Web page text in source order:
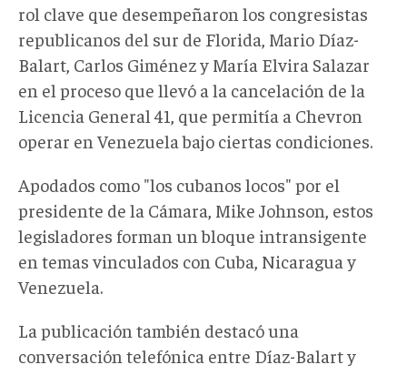
rol clave que desempeñaron los congresistas
republicanos del sur de Florida Mario Díaz-
Balart, Carlos Giménez y María Elvira Salazar
en el proceso que llevó a la cancelación de la
Licencia General 41, que permitía a Chevron
operar en Venezuela bajo ciertas condiciones.
Apodados como "los cubanos locos" por el
presidente de la Cámara, Mike Johnson, estos
legisladores forman un bloque intransigente
en temas vinculados con Cuba, Nicaragua y
Venezuela.
La publicación también destacó una
conversación telefónica entre Díaz-Balart y